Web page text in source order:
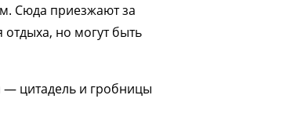
Сюда приезжают за
но могут быть
— цитадель и гробницы